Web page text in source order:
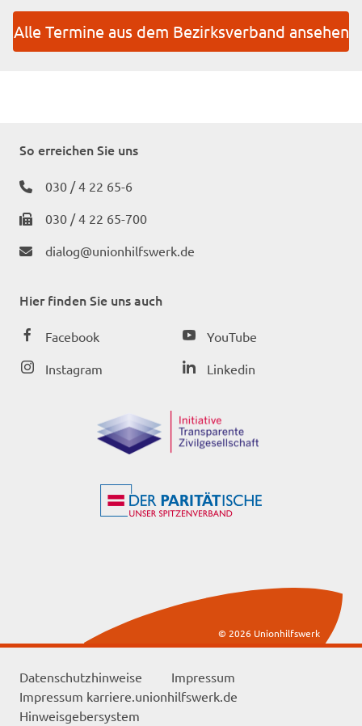
Alle Termine aus dem Bezirksverband ansehen
So erreichen Sie uns
030 / 4 22 65-6
030 / 4 22 65-700
dialog@unionhilfswerk.de
Hier finden Sie uns auch
Facebook
Instagram
YouTube
Linkedin
© 2026 Unionhilfswerk
Datenschutzhinweise
Impressum
Impressum karriere.unionhilfswerk.de
Hinweisgebersystem